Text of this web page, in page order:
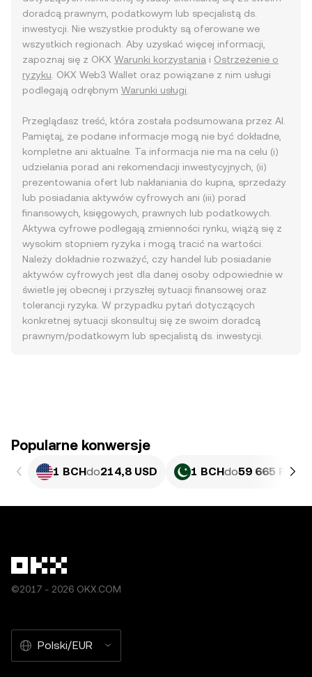
doradcą prawnym, podatkowym lub specjalistą ds.
inwestycji. Nie wszystkie produkty są oferowane we
wszystkich regionach. Aby uzyskać więcej informacji,
zapoznaj się z OKX Warunki korzystania i Ostrzeżenie o
ryzyku . OKX Web3 Wallet oraz powiązane z nim usługi
podlegają odrębnym Warunki usługi
Przeglądasz treść, która została podsumowana przez AI.
Pamiętaj, że podane informacje mogą nie być dokładne,
kompletne ani aktualne. Ta informacja nie ma na celu (i)
udzielania porad ani rekomendacji inwestycyjnych, (ii)
prezentowania ofert lub nakłaniania do kupna, sprzedaży
lub posiadania aktywów cyfrowych ani (iii) porad
finansowych, księgowych, prawnych lub podatkowych.
Aktywa cyfrowe podlegają zmienności rynku, wiążą się z
wysokim stopniem ryzyka i mogą tracić na wartości.
Należy dokładnie rozważyć, czy handel lub posiadanie
aktywów cyfrowych jest dla danej osoby odpowiednie w
świetle jej obecnej i przyszłej sytuacji finansowej oraz
tolerancji ryzyka. W przypadku pytań dotyczących
konkretnej sytuacji skonsultuj się ze swoim doradcą
prawnym/podatkowym lub specjalistą ds. inwestycji.
Popularne konwersje
1 BCHdo214,8 USD 1 BCHdo59 665 PKR
©2017 - 2026 OKX.COM
Polski/EUR